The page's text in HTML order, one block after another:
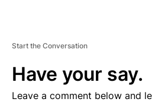
Start the Conversation
Have your say.
Leave a comment below and